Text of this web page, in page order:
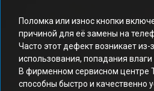
Поломка или износ кнопки
причиной для её замены на
Часто этот дефект возникает из-
использования, попадания влаги
В фирменном сервисном центре
способны быстро и качественно